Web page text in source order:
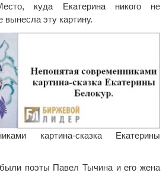
куда Екатерина никого не
вынесла эту картину.
картина-сказка Екатерины
поэты Павел Тычина и его жена